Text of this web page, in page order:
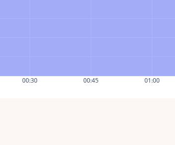
00:30 00:45 01:00